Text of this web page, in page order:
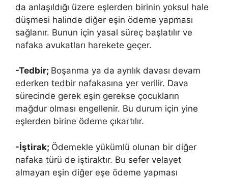
da anlaşıldığı üzere eşlerden birinin yoksul hale
düşmesi halinde diğer eşin ödeme yapması
sağlanır. Bunun için yasal süreç başlatılır ve
nafaka avukatları harekete geçer.
-Tedbir; Boşanma ya da ayrılık davası devam
ederken tedbir nafakasına yer verilir. Dava
sürecinde gerek eşin gerekse çocukların
mağdur olması engellenir. Bu durum için yine
eşlerden birine ödeme çıkartılır.
-İştirak; Ödemekle yükümlü olunan bir diğer
nafaka türü de iştiraktır. Bu sefer velayet
almayan eşin diğer eşe ödeme yapması